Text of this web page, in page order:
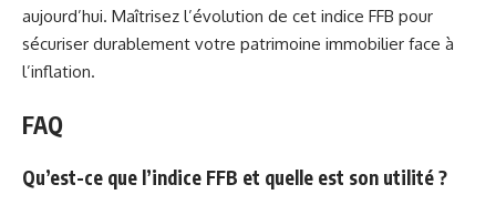
aujourd’hui. Maîtrisez l’évolution de cet indice FFB pour
sécuriser durablement votre patrimoine immobilier face à
l’inflation.
FAQ
Qu’est-ce que l’indice FFB et quelle est son utilité ?